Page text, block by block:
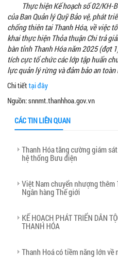
Thực hiện Kế hoạch số 02/KH-
của Ban Quản lý Quỹ Bảo vệ, phát
chống thiên tai Thanh Hóa, về việc
khai thực hiện Thỏa thuận Chi trả
bàn tỉnh Thanh Hóa năm 2025 (đợt
tích cực tổ chức các lớp tập huấn
lực quản lý rừng và đảm bảo an
Chi tiếttại đây
Nguồn: snnmt.thanhhoa.gov.vn
CÁC TIN LIÊN QUAN
Thanh Hóa tăng cường giám
hệ thống Bưu điện
Việt Nam chuyển nhượng thêm
Ngân hàng Thế giới
KẾ HOẠCH PHÁT TRIỂN DÂN
THANH HÓA
Thanh Hoá có tiềm năng lớn